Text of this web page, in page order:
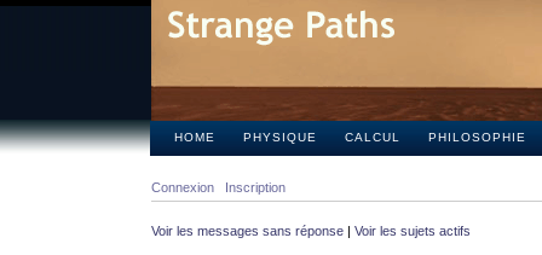
HOME PHYSIQUE CALCUL PHILOSOPHIE
Connexion Inscription
Voir les messages sans réponse | Voir les sujets actifs